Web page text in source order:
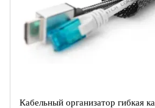
Кабельный организатор гибкая